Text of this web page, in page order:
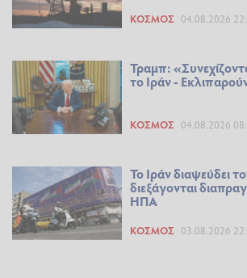
ΚΌΣΜΟΣ 04.08.2026
Τραμπ:
το Ιράν -
ΚΌΣΜΟΣ 04.08.2026
Το Ιράν διαψεύδει
διεξάγονται
ΗΠΑ
ΚΌΣΜΟΣ 03.08.2026